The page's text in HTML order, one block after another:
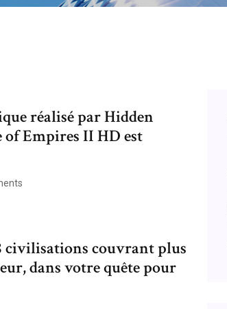
réalisé par Hidden
Empires II HD est
civilisations couvrant plus
dans votre quête pour